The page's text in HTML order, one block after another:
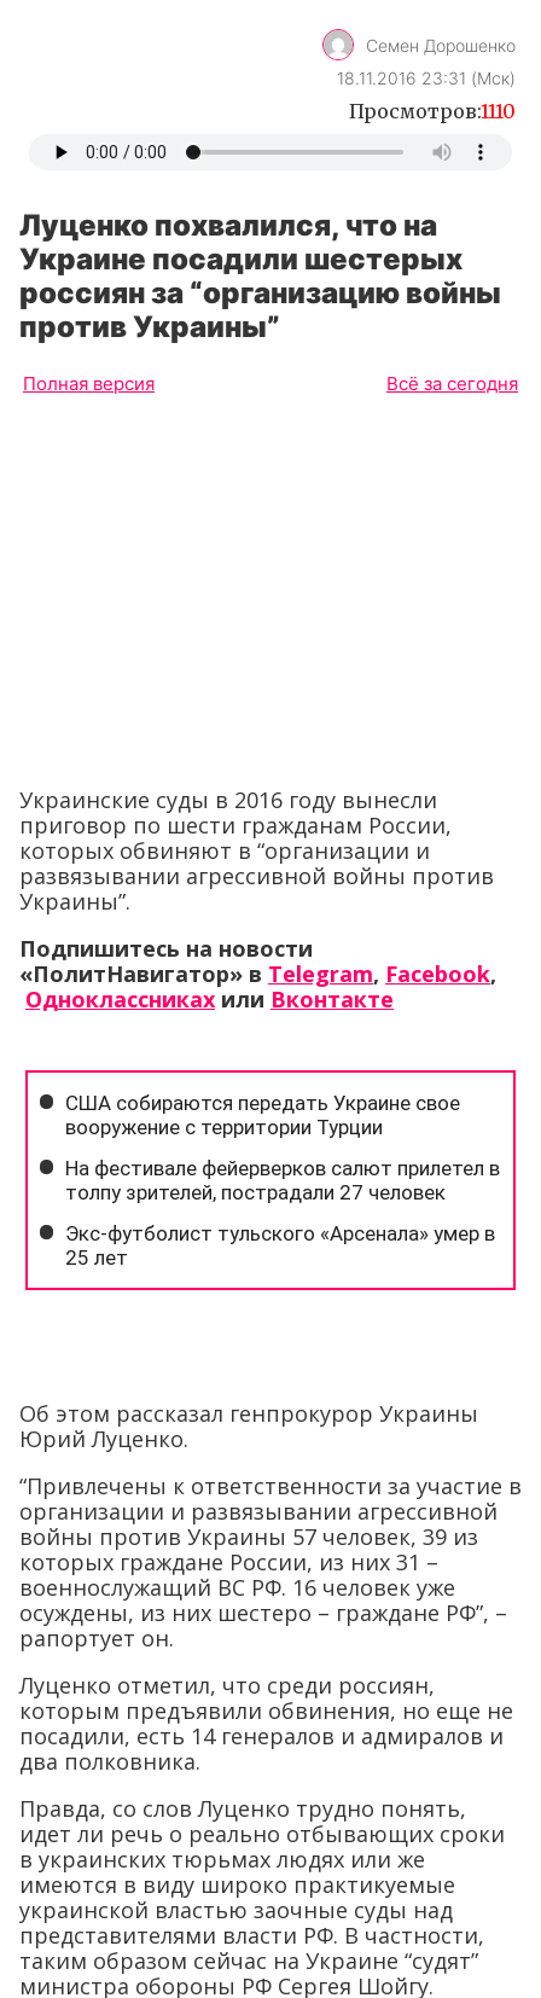
Семен Дорошенко
18.11.2016 23:31 (Мск)
Просмотров:1110
Луценко похвалился, что на
Украине посадили шестерых
россиян за “организацию войны
против Украины”
Полная версия Всё за сегодня
Украинские суды в 2016 году вынесли
приговор по шести гражданам России,
которых обвиняют в “организации и
развязывании агрессивной войны против
Украины”.
Подпишитесь на новости
«ПолитНавигатор» в Telegram, Facebook,
Одноклассниках или Вконтакте
Об этом рассказал генпрокурор Украины
Юрий Луценко.
“Привлечены к ответственности за участие в
организации и развязывании агрессивной
войны против Украины 57 человек, 39 из
которых граждане России, из них 31 –
военнослужащий ВС РФ. 16 человек уже
осуждены, из них шестеро – граждане РФ”, –
рапортует он.
Луценко отметил, что среди россиян,
которым предъявили обвинения, но еще не
посадили, есть 14 генералов и адмиралов и
два полковника.
Правда, со слов Луценко трудно понять,
идет ли речь о реально отбывающих сроки
в украинских тюрьмах людях или же
имеются в виду широко практикуемые
украинской властью заочные суды над
представителями власти РФ. В частности,
таким образом сейчас на Украине “судят”
министра обороны РФ Сергея Шойгу.